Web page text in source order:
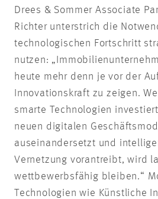
Drees & Sommer Associate
Richter unterstrich die
technologischen Fortschritt
nutzen:
heute mehr denn je vor der
Innovationskraft zu zeigen.
smarte Technologien
neuen digitalen
auseinandersetzt und
Vernetzung vorantreibt, wird
wettbewerbsfähig bleiben.“
Technologien wie Künstliche